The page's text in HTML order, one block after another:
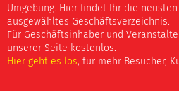
Umgebung. Hier findet Ihr die
ausgewähltes Geschäftsverzeichnis.
Für Geschäftsinhaber und
unserer Seite kostenlos.
Hier geht es los, für mehr Besucher,